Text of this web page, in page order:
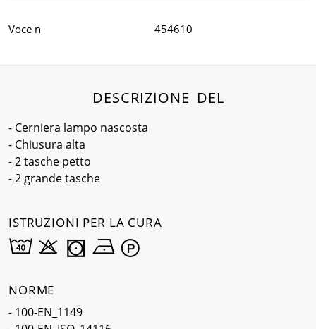
Voce n 454610
DESCRIZIONE DEL
- Cerniera lampo nascosta
- Chiusura alta
- 2 tasche petto
- 2 grande tasche
ISTRUZIONI PER LA CURA
NORME
- 100-EN_1149